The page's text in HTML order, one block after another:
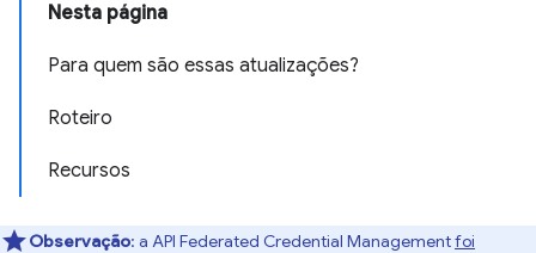
Nesta página
Para quem são essas atualizações?
Roteiro
Recursos
Observação: a API Federated Credential Managementfoi